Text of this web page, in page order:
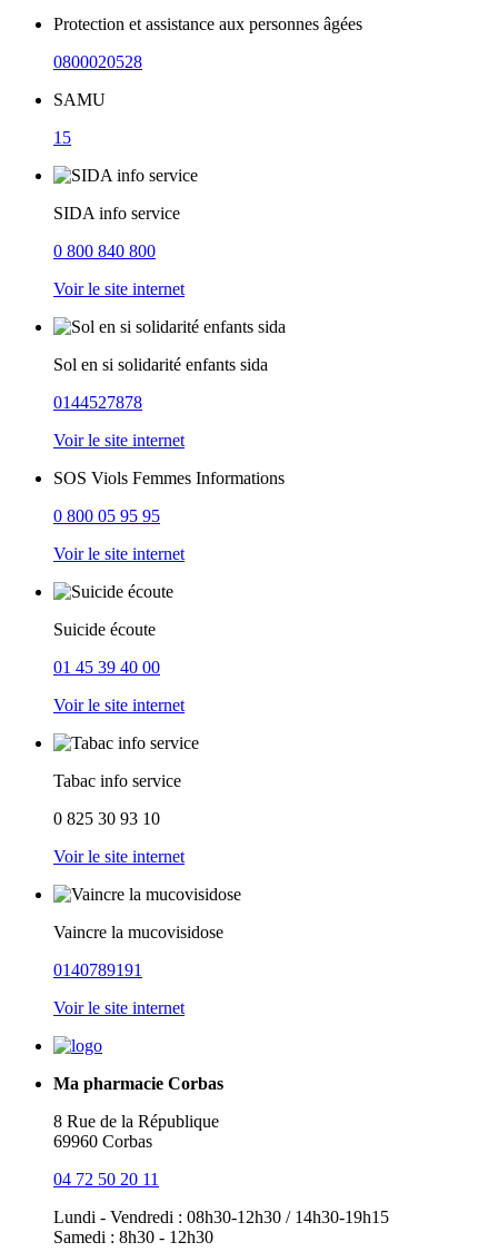
Protection et assistance aux personnes âgées
0800020528
SAMU
15
SIDA info service
0 800 840 800
Voir le site internet
Sol en si solidarité enfants sida
0144527878
Voir le site internet
SOS Viols Femmes Informations
0 800 05 95 95
Voir le site internet
Suicide écoute
01 45 39 40 00
Voir le site internet
Tabac info service
0 825 30 93 10
Voir le site internet
Vaincre la mucovisidose
0140789191
Voir le site internet
Ma pharmacie Corbas
8 Rue de la République
69960 Corbas
04 72 50 20 11
Lundi - Vendredi : 08h30-12h30 / 14h30-19h15
Samedi : 8h30 - 12h30